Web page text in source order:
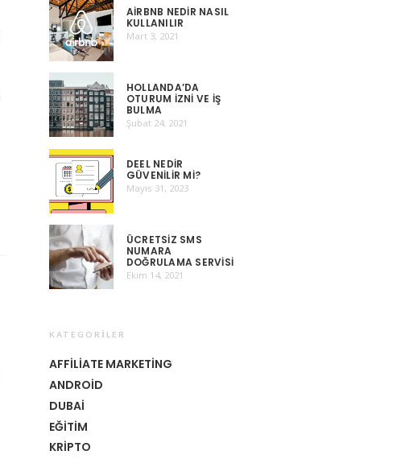
AIRBNB NEDIR NASIL
KULLANILIR
Mart 3, 2021
HOLLANDA’DA
OTURUM İZNI VE İŞ
BULMA
Şubat 24, 2021
DEEL NEDIR
GÜVENILIR MI?
Mayıs 31, 2023
ÜCRETSIZ SMS
NUMARA
DOĞRULAMA SERVISI
Ekim 14, 2021
KATEGORILER
AFFILIATE MARKETING
ANDROID
DUBAI
EĞITIM
KRIPTO